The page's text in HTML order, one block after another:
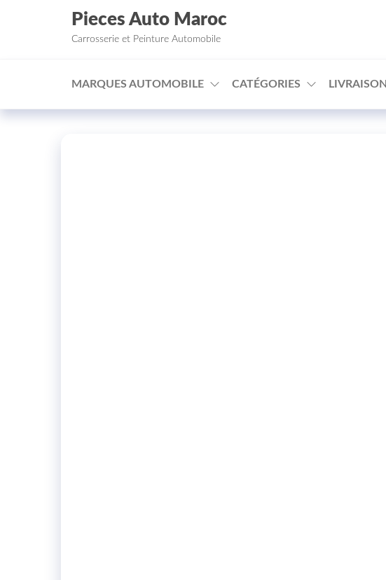
□
Aller au contenu
Pieces Auto Maroc
Carrosserie et Peinture Automobile
MARQUES AUTOMOBILE CATÉGORIES LIVRAISON